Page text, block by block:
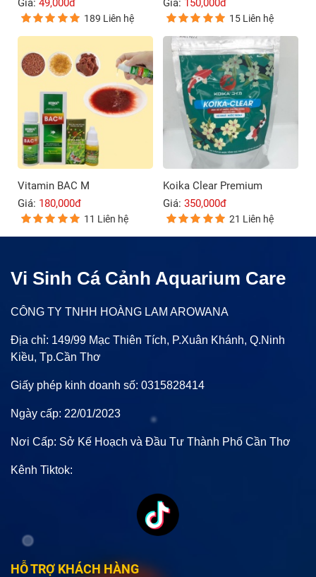
Giá: 49,000đ
189 Liên hệ
Giá: 150,000đ
15 Liên hệ
Vitamin BAC M
Giá: 180,000đ
11 Liên hệ
Koika Clear Premium
Giá: 350,000đ
21 Liên hệ
Vi Sinh Cá Cảnh Aquarium Care
CÔNG TY TNHH HOÀNG LAM AROWANA
Địa chỉ: 149/99 Mạc Thiên Tích, P.Xuân Khánh, Q.Ninh
Kiều, Tp.Cần Thơ
Giấy phép kinh doanh số: 0315828414
Ngày cấp: 22/01/2023
Nơi Cấp: Sở Kế Hoạch và Đầu Tư Thành Phố Cần Thơ
Kênh Tiktok:
HỖ TRỢ KHÁCH HÀNG